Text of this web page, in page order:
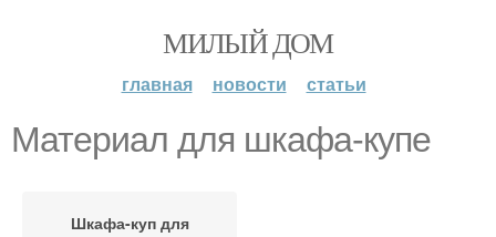
МИЛЫЙ ДОМ
главная новости статьи
Материал для шкафа-купе
Шкафа-куп для